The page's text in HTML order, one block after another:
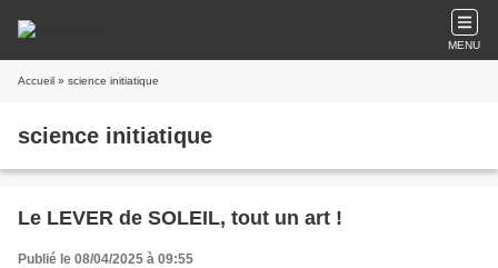
MENU
Accueil » science initiatique
science initiatique
Le LEVER de SOLEIL, tout un art !
Publié le 08/04/2025 à 09:55